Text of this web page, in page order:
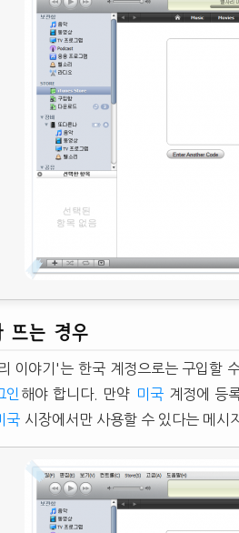
뜨는 경우
이야기'는 한국 계정으로는 구입할
인 해야 합니다. 만약 미국 계정에 등
국 시장에서만 사용할 수 있다는 메시